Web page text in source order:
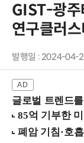
GIST-광주
연구클러
발행일 : 2024-04-
글로벌 트렌드를 읽고, 내